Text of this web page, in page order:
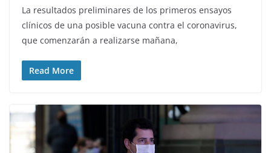
La resultados preliminares de los primeros ensayos
clínicos de una posible vacuna contra el coronavirus,
que comenzarán a realizarse mañana,
Read More